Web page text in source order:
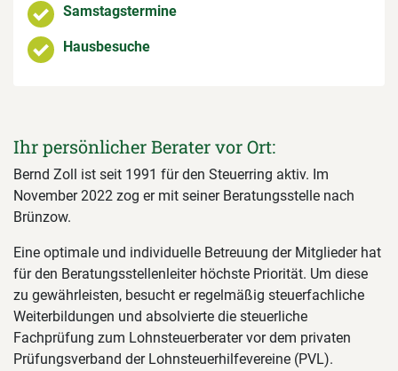
Samstagstermine
Hausbesuche
Ihr persönlicher Berater vor Ort:
Bernd Zoll ist seit 1991 für den Steuerring aktiv. Im
November 2022 zog er mit seiner Beratungsstelle nach
Brünzow.
Eine optimale und individuelle Betreuung der Mitglieder hat
für den Beratungsstellenleiter höchste Priorität. Um diese
zu gewährleisten, besucht er regelmäßig steuerfachliche
Weiterbildungen und absolvierte die steuerliche
Fachprüfung zum Lohnsteuerberater vor dem privaten
Prüfungsverband der Lohnsteuerhilfevereine (PVL).